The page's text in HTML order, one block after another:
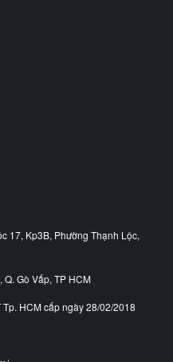
17, Kp3B, Phường Thạnh Lộc,
Gò Vấp, TP HCM
HCM cấp ngày 28/02/2018